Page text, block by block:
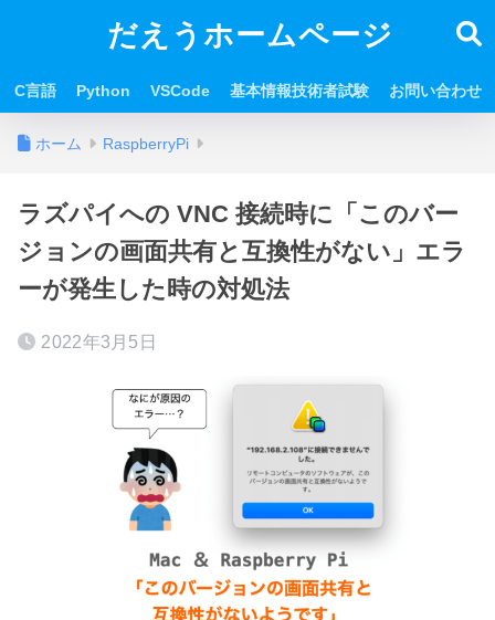
だえうホームページ
C言語 Python VSCode 基本情報技術者試験 お問い合わせ
ホーム RaspberryPi
ラズパイへの VNC 接続時に「このバー
ジョンの画面共有と互換性がない」エラ
ーが発生した時の対処法
2022年3月5日